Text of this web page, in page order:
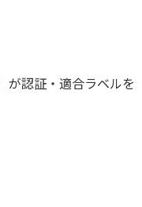
が認証・適合ラベルを